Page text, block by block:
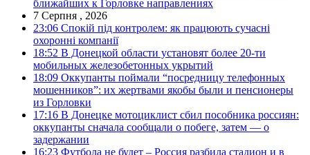
ближайших к Горловке направлениях
7 Серпня , 2026
23:06 Спокій під контролем: як працюють сучасні
охоронні компанії
18:52 В Донецкой области установят более 20-ти
мобильных железобетонных укрытий
18:09 Оккупанты поймали “посредницу телефонных
мошенников”: их жертвами якобы были и пенсионеры
из Горловки
17:16 В Донецке мотоциклист сбил пособника россиян:
оккупанты сначала сообщали о побеге, затем — о
задержании
16:23 Футбола не будет – Россия разбила стадион и в